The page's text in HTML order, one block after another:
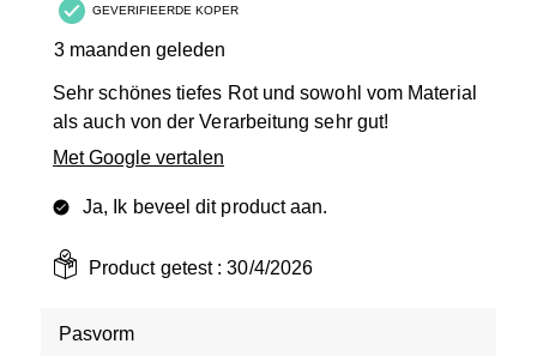
GEVERIFIEERDE KOPER
3 maanden geleden
Sehr schönes tiefes Rot und sowohl vom Material
als auch von der Verarbeitung sehr gut!
Met Google vertalen
Ja, Ik beveel dit product aan.
Product getest :30/4/2026
Pasvorm